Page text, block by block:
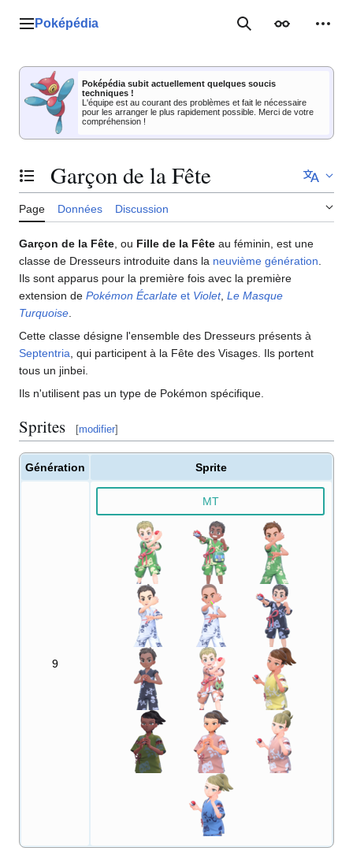
Menu principal
Poképédia RechercherApparence
Poképédia subit actuellement quelques soucis
techniques !
L'équipe est au courant des problèmes et fait le nécessaire
pour les arranger le plus rapidement possible. Merci de votre
compréhension !
Basculer la table des matières
Garçon de la Fête
Page Données Discussion
Garçon de la Fête , ou Fille de la Fête au féminin, est une
classe de Dresseurs introduite dans la neuvième génération
Ils sont apparus pour la première fois avec la première
extension de Pokémon Écarlate et Violet, Le Masque
Turquoise
Cette classe désigne l'ensemble des Dresseurs présents à
Septentria , qui participent à la Fête des Visages. Ils portent
tous un jinbei.
Ils n'utilisent pas un type de Pokémon spécifique.
Sprites [modifier]
Génération Sprite
9
MT